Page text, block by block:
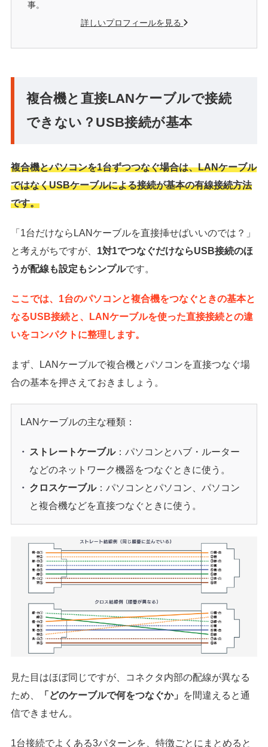
事。
詳しいプロフィールを見る
複合機と直接LANケーブルで接続
できない？USB接続が基本
複合機とパソコンを1台ずつつなぐ場合は、LANケーブル
ではなくUSBケーブルによる接続が基本の有線接続方法
です。
「1台だけならLANケーブルを直接挿せばいいのでは？」
と考えがちですが、 1対1でつなぐだけならUSB接続のほ
うが配線も設定もシンプルです。
ここでは、1台のパソコンと複合機をつなぐときの基本と
なるUSB接続と、LANケーブルを使った直接接続との違
いをコンパクトに整理します。
まず、LANケーブルで複合機とパソコンを直接つなぐ場
合の基本を押さえておきましょう。
LANケーブルの主な種類：
ストレートケーブル：パソコンとハブ・ルーター
などのネットワーク機器をつなぐときに使う。
クロスケーブル：パソコンとパソコン、パソコン
と複合機などを直接つなぐときに使う。
見た目はほぼ同じですが、コネクタ内部の配線が異なる
ため、
「どのケーブルで何をつなぐか」
を間違えると通
信できません。
1台接続でよくある3パターンを、特徴ごとにまとめると